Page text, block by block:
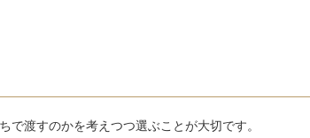
渡すのかを考えつつ選ぶことが大切です。